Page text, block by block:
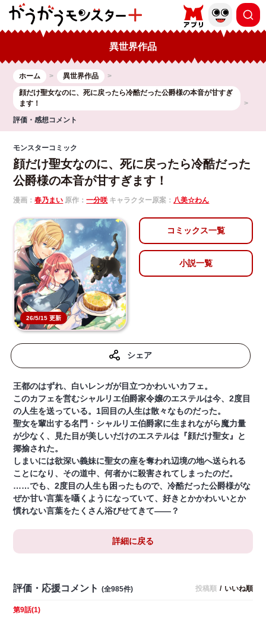
異世界作品
ホーム
異世界作品
顔だけ聖女なのに、死に戻ったら冷酷だった公爵様の本音が甘すぎ
ます！
評価・感想コメント
モンスターコミック
顔だけ聖女なのに、死に戻ったら冷酷だった
公爵様の本音が甘すぎます！
漫画：春乃まい 原作：一分咲 キャラクター原案： 八美☆わん
26/5/15 更新
コミックス一覧
小説一覧
シェア
王都のはずれ、白いレンガが目立つかわいいカフェ。
このカフェを営むシャルリエ伯爵家令嬢のエステルは今、2度目
の人生を送っている。1回目の人生は散々なものだった。
聖女を輩出する名門・シャルリエ伯爵家に生まれながら魔力量
が少なく、見た目が美しいだけのエステルは『顔だけ聖女』と
揶揄された。
しまいには欲深い義妹に聖女の座を奪われ辺境の地へ送られる
ことになり、その道中、何者かに殺害されてしまったのだ。
……でも、2度目の人生も困ったもので、冷酷だった公爵様がな
ぜか甘い言葉を囁くようになっていて、好きとかかわいいとか
慣れない言葉をたくさん浴びせてきて――？
詳細に戻る
評価・応援コメント (全985件) 投稿順 / いいね順
第9話(1)